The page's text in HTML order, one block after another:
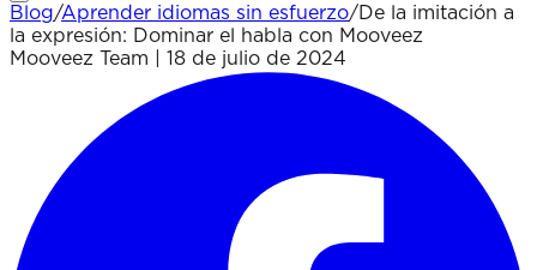
Blog/Aprender idiomas sin esfuerzo/ De la imitación a
la expresión: Dominar el habla con Mooveez
Mooveez Team
18 de julio de 2024